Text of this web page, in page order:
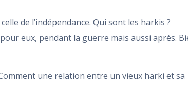
de l’indépendance. Qui sont les harkis ?
eux, pendant la guerre mais aussi après.
une relation entre un vieux harki et sa